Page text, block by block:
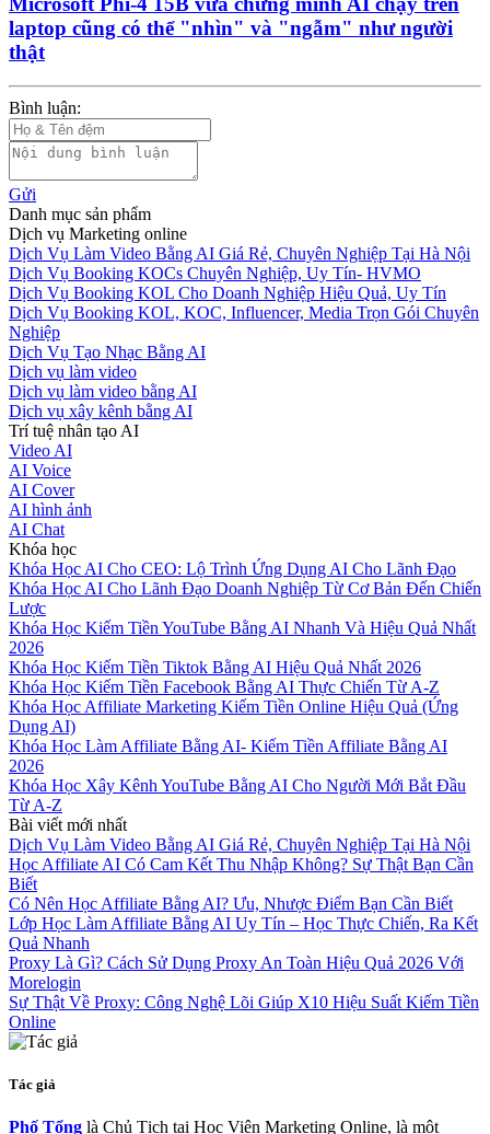
laptop cũng có thể "nhìn" và "ngẫm" như người
thật
Bình luận:
Gửi
Danh mục sản phẩm
Dịch vụ Marketing online
Dịch Vụ Làm Video Bằng AI Giá Rẻ, Chuyên Nghiệp Tại Hà Nội
Dịch Vụ Booking KOCs Chuyên Nghiệp, Uy Tín- HVMO
Dịch Vụ Booking KOL Cho Doanh Nghiệp Hiệu Quả, Uy Tín
Dịch Vụ Booking KOL, KOC, Influencer, Media Trọn Gói Chuyên
Nghiệp
Dịch Vụ Tạo Nhạc Bằng AI
Dịch vụ làm video
Dịch vụ làm video bằng AI
Dịch vụ xây kênh bằng AI
Trí tuệ nhân tạo AI
Video AI
AI Voice
AI Cover
AI hình ảnh
AI Chat
Khóa học
Khóa Học AI Cho CEO: Lộ Trình Ứng Dụng AI Cho Lãnh Đạo
Khóa Học AI Cho Lãnh Đạo Doanh Nghiệp Từ Cơ Bản Đến Chiến
Lược
Khóa Học Kiếm Tiền YouTube Bằng AI Nhanh Và Hiệu Quả Nhất
2026
Khóa Học Kiếm Tiền Tiktok Bằng AI Hiệu Quả Nhất 2026
Khóa Học Kiếm Tiền Facebook Bằng AI Thực Chiến Từ A-Z
Khóa Học Affiliate Marketing Kiếm Tiền Online Hiệu Quả (Ứng
Dụng AI)
Khóa Học Làm Affiliate Bằng AI- Kiếm Tiền Affiliate Bằng AI
2026
Khóa Học Xây Kênh YouTube Bằng AI Cho Người Mới Bắt Đầu
Từ A-Z
Bài viết mới nhất
Dịch Vụ Làm Video Bằng AI Giá Rẻ, Chuyên Nghiệp Tại Hà Nội
Học Affiliate AI Có Cam Kết Thu Nhập Không? Sự Thật Bạn Cần
Biết
Có Nên Học Affiliate Bằng AI? Ưu, Nhược Điểm Bạn Cần Biết
Lớp Học Làm Affiliate Bằng AI Uy Tín – Học Thực Chiến, Ra Kết
Quả Nhanh
Proxy Là Gì? Cách Sử Dụng Proxy An Toàn Hiệu Quả 2026 Với
Morelogin
Sự Thật Về Proxy: Công Nghệ Lõi Giúp X10 Hiệu Suất Kiếm Tiền
Online
Tác giả
Phố Tổng là Chủ Tịch tại Học Viện Marketing Online, là một